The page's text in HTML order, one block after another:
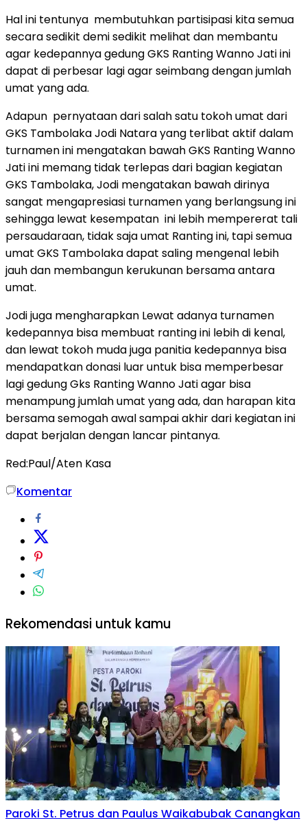
Hal ini tentunya membutuhkan partisipasi kita semua
secara sedikit demi sedikit melihat dan membantu
agar kedepannya gedung GKS Ranting Wanno Jati ini
dapat di perbesar lagi agar seimbang dengan jumlah
umat yang ada.
Adapun pernyataan dari salah satu tokoh umat dari
GKS Tambolaka Jodi Natara yang terlibat aktif dalam
turnamen ini mengatakan bawah GKS Ranting Wanno
Jati ini memang tidak terlepas dari bagian kegiatan
GKS Tambolaka, Jodi mengatakan bawah dirinya
sangat mengapresiasi turnamen yang berlangsung ini
sehingga lewat kesempatan ini lebih mempererat tali
persaudaraan, tidak saja umat Ranting ini, tapi semua
umat GKS Tambolaka dapat saling mengenal lebih
jauh dan membangun kerukunan bersama antara
umat.
Jodi juga mengharapkan Lewat adanya turnamen
kedepannya bisa membuat ranting ini lebih di kenal,
dan lewat tokoh muda juga panitia kedepannya bisa
mendapatkan donasi luar untuk bisa memperbesar
lagi gedung Gks Ranting Wanno Jati agar bisa
menampung jumlah umat yang ada, dan harapan kita
bersama semogah awal sampai akhir dari kegiatan ini
dapat berjalan dengan lancar pintanya.
Red:Paul/Aten Kasa
Komentar
Rekomendasi untuk kamu
Paroki St. Petrus dan Paulus Waikabubak Canangkan